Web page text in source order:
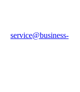
service@business-